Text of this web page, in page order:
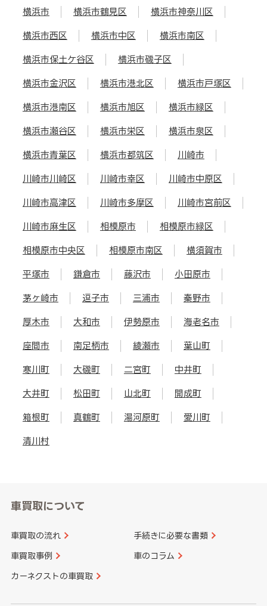
横浜市 横浜市鶴見区 横浜市神奈川区
横浜市西区 横浜市中区 横浜市南区
横浜市保土ケ谷区 横浜市磯子区
横浜市金沢区 横浜市港北区 横浜市戸塚区
横浜市港南区 横浜市旭区 横浜市緑区
横浜市瀬谷区 横浜市栄区 横浜市泉区
横浜市青葉区 横浜市都筑区 川崎市
川崎市川崎区 川崎市幸区 川崎市中原区
川崎市高津区 川崎市多摩区 川崎市宮前区
川崎市麻生区 相模原市 相模原市緑区
相模原市中央区 相模原市南区 横須賀市
平塚市 鎌倉市 藤沢市 小田原市
茅ヶ崎市 逗子市 三浦市 秦野市
厚木市 大和市 伊勢原市 海老名市
座間市 南足柄市 綾瀬市 葉山町
寒川町 大磯町 二宮町 中井町
大井町 松田町 山北町 開成町
箱根町 真鶴町 湯河原町 愛川町
清川村
車買取について
車買取の流れ 手続きに必要な書類
車買取事例 車のコラム
カーネクストの車買取